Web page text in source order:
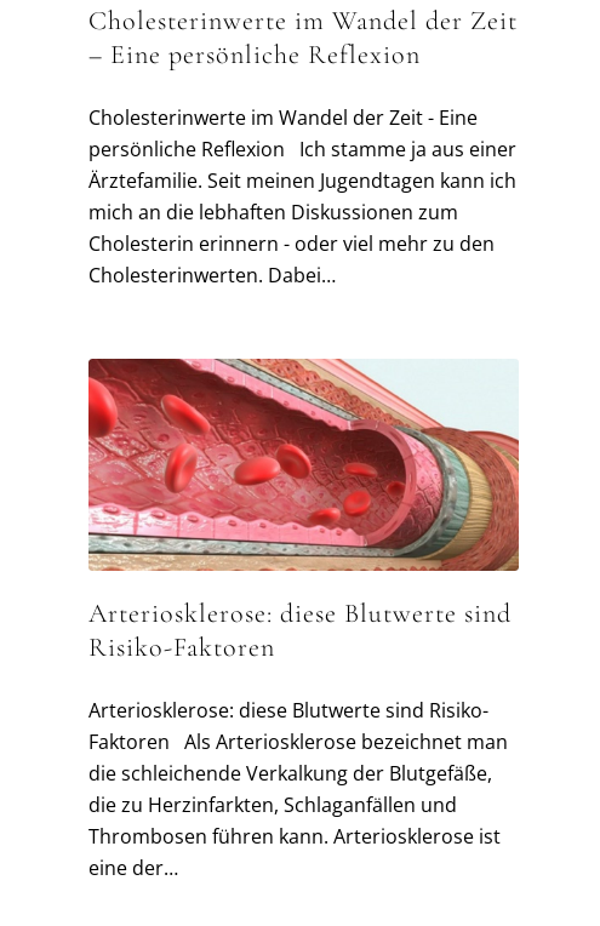
Cholesterinwerte im Wandel der Zeit
– Eine persönliche Reflexion
Cholesterinwerte im Wandel der Zeit - Eine
persönliche Reflexion Ich stamme ja aus einer
Ärztefamilie. Seit meinen Jugendtagen kann ich
mich an die lebhaften Diskussionen zum
Cholesterin erinnern - oder viel mehr zu den
Cholesterinwerten. Dabei…
Arteriosklerose: diese Blutwerte sind
Risiko-Faktoren
Arteriosklerose: diese Blutwerte sind Risiko-
Faktoren Als Arteriosklerose bezeichnet man
die schleichende Verkalkung der Blutgefäße,
die zu Herzinfarkten, Schlaganfällen und
Thrombosen führen kann. Arteriosklerose ist
eine der…